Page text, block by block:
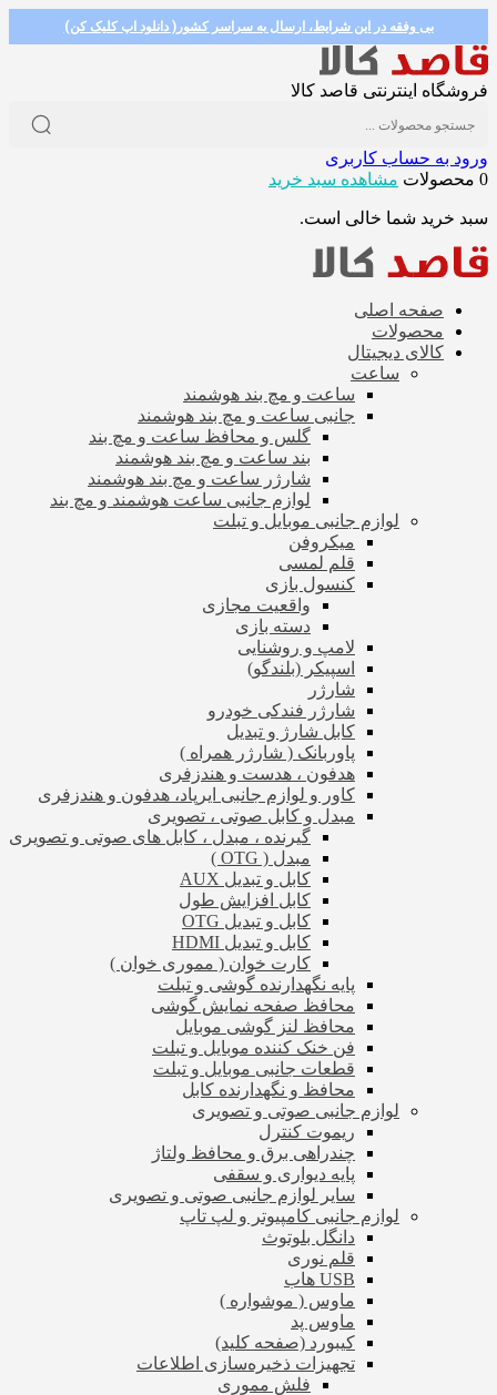
بی وفقه در این شرایط، ارسال به سراسر کشور( دانلود اپ کلیک کن)
فروشگاه اینترنتی قاصد کالا
ورود به حساب کاربری
0 محصولات
مشاهده سبد خرید
سبد خرید شما خالی است.
صفحه اصلی
محصولات
کالای دیجیتال
ساعت
ساعت و مچ بند هوشمند
جانبی ساعت و مچ بند هوشمند
گلس و محافظ ساعت و مچ بند
بند ساعت و مچ بند هوشمند
شارژر ساعت و مچ بند هوشمند
لوازم جانبی ساعت هوشمند و مچ بند
لوازم جانبی موبایل و تبلت
میکروفن
قلم لمسی
کنسول بازی
واقعیت مجازی
دسته بازی
لامپ و روشنایی
اسپیکر (بلندگو)
شارژر
شارژر فندکی خودرو
کابل شارژ و تبدیل
پاوربانک ( شارژر همراه )
هدفون ، هدست و هندزفری
کاور و لوازم جانبی ایرپاد، هدفون و هندزفری
مبدل و کابل صوتی ، تصویری
گیرنده ، مبدل ، کابل های صوتی و تصویری
مبدل ( OTG )
کابل و تبدیل AUX
کابل افزایش طول
کابل و تبدیل OTG
کابل و تبدیل HDMI
کارت خوان ( مموری خوان )
پایه نگهدارنده گوشی و تبلت
محافظ صفحه نمایش گوشی
محافظ لنز گوشی موبایل
فن خنک کننده موبایل و تبلت
قطعات جانبی موبایل و تبلت
محافظ و نگهدارنده کابل
لوازم جانبی صوتی و تصویری
ریموت کنترل
چندراهی برق و محافظ ولتاژ
پایه دیواری و سقفی
سایر لوازم جانبی صوتی و تصویری
لوازم جانبی کامپیوتر و لپ تاپ
دانگل بلوتوث
قلم نوری
USB هاب
ماوس ( موشواره )
ماوس پد
کیبورد (صفحه کلید)
تجهیزات ذخیره‌سازی اطلاعات
فلش مموری